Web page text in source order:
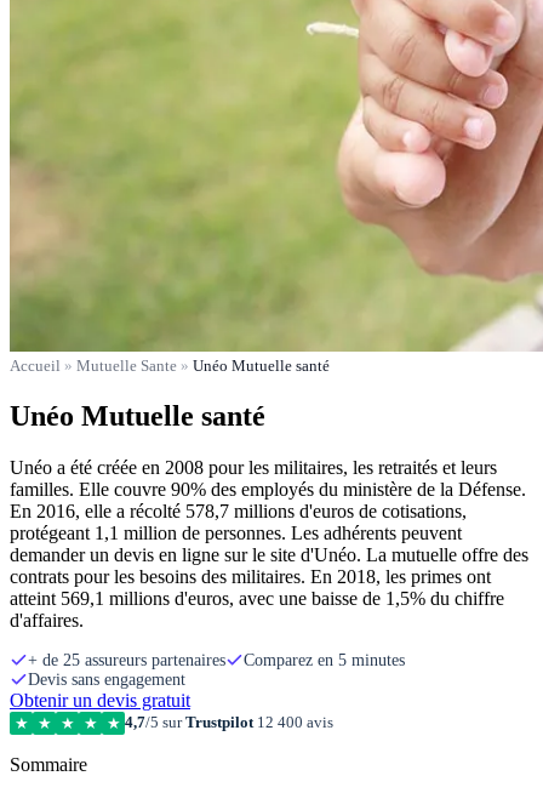
Accueil » Mutuelle Sante » Unéo Mutuelle santé
Unéo Mutuelle santé
Unéo a été créée en 2008 pour les militaires, les retraités et leurs
familles. Elle couvre 90% des employés du ministère de la Défense.
En 2016, elle a récolté 578,7 millions d'euros de cotisations,
protégeant 1,1 million de personnes. Les adhérents peuvent
demander un devis en ligne sur le site d'Unéo. La mutuelle offre des
contrats pour les besoins des militaires. En 2018, les primes ont
atteint 569,1 millions d'euros, avec une baisse de 1,5% du chiffre
d'affaires.
+ de 25 assureurs partenaires
Comparez en 5 minutes
Devis sans engagement
Obtenir un devis gratuit
★ ★ ★ ★ ★ 4,7/5 surTrustpilot12 400 avis
Sommaire